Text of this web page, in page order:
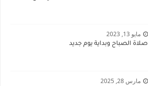
مايو 13, 2023
صلاة الصباح وبداية يوم جديد
مارس 28, 2025